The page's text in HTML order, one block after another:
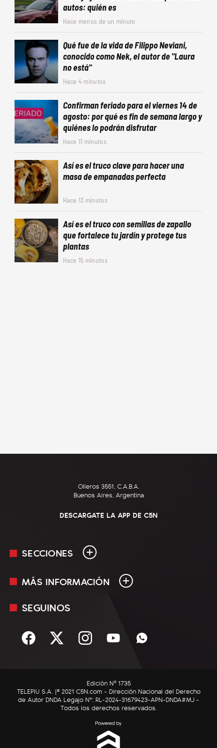
autos: quién es
Hace menos de un minuto
Qué fue de la vida de Filippo Neviani,
conocido como Nek, el autor de "Laura
no está"
Hace 4 minutos
Confirman feriado para el viernes 14 de
agosto: por qué es fin de semana largo y
quiénes lo podrán disfrutar
Hace 11 minutos
Así es el truco clave para hacer una
masa de empanadas perfecta
Hace 13 minutos
Así es el truco con semillas de zapallo
que fortalece tu jardín y protege tus
plantas
Hace 15 minutos
Olleros 3551, C.A.B.A.
Buenos Aires, Argentina
DESCARGATE LA APP DE C5N
SECCIONES
En Vivo
Sociedad
C5N Autos
RatingCero
MÁS INFORMACIÓN
Mediakit
Términos y condiciones
SEGUINOS
Edición Nº 1735
TELEPIU S.A. |© 2021 C5N.com - Dirección Nacional del Derecho
de Autor DNDA Legajo N°: RL-2024-31679423-APN-DNDA#MJ -
Todos los derechos reservados.